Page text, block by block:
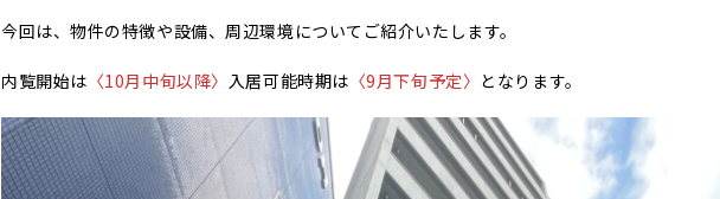
今回は、物件の特徴や設備、周辺環境についてご紹介いたします。
内覧開始は 〈10月中旬以降〉 入居可能時期は 〈9月下旬予定〉 となります。